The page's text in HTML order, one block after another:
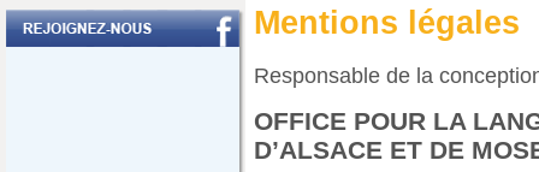
Mentions légales
Responsable de la
OFFICE POUR LA
D’ALSACE ET DE